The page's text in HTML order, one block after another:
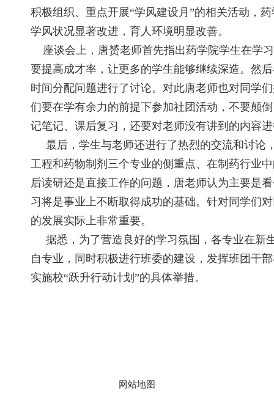
积极组织、重点开展“学风建设月”的相关活动，
学风状况显著改进，育人环境明显改善。
座谈会上，唐赟老师首先指出药学院学生在学
要提高成才率，让更多的学生能够继续深造。然
时间分配问题进行了讨论。对此唐老师也对同学
们要在学有余力的前提下参加社团活动，不要颠
记笔记、课后复习，还要对老师没有讲到的内容
最后，学生与老师还进行了热烈的交流和讨论
工程和药物制剂三个专业的侧重点、在制药行业
后读研还是直接工作的问题，唐老师认为主要是
习将是事业上不断取得成功的基础。针对同学们
的发展实际上非常重要。
据悉，为了营造良好的学习氛围，各专业在新
自专业，同时积极进行班委的建设，发挥班团干
实施校“跃升行动计划”的具体举措。
所有 © 2023 华东理工大学药
网站地图